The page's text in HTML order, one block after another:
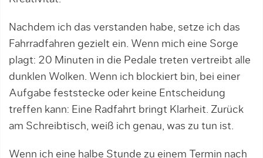
Nachdem ich das verstanden habe, setze ich das
Fahrradfahren gezielt ein. Wenn mich eine Sorge
plagt: 20 Minuten in die Pedale treten vertreibt alle
dunklen Wolken. Wenn ich blockiert bin, bei einer
Aufgabe feststecke oder keine Entscheidung
treffen kann: Eine Radfahrt bringt Klarheit. Zurück
am Schreibtisch, weiß ich genau, was zu tun ist.
Wenn ich eine halbe Stunde zu einem Termin nach